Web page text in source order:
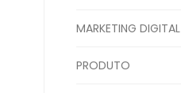
MARKETING DIGITAL
PRODUTO